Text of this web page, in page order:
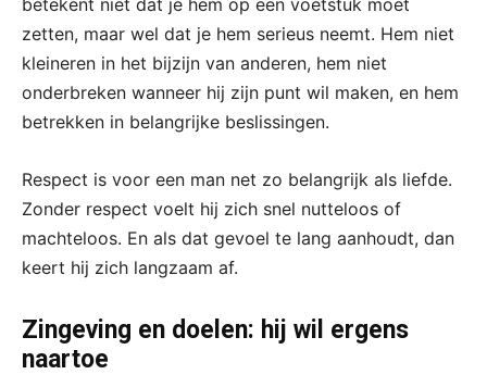
betekent niet dat je hem op een voetstuk moet
zetten, maar wel dat je hem serieus neemt. Hem niet
kleineren in het bijzijn van anderen, hem niet
onderbreken wanneer hij zijn punt wil maken, en hem
betrekken in belangrijke beslissingen.
Respect is voor een man net zo belangrijk als liefde.
Zonder respect voelt hij zich snel nutteloos of
machteloos. En als dat gevoel te lang aanhoudt, dan
keert hij zich langzaam af.
Zingeving en doelen: hij wil ergens
naartoe